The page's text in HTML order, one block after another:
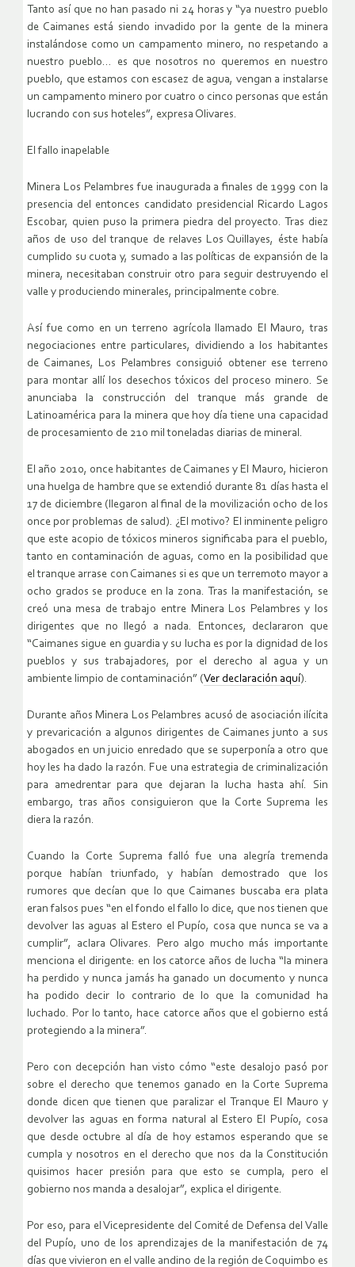
Tanto así que no han pasado ni 24 horas y “ya nuestro pueblo
de Caimanes está siendo invadido por la gente de la minera
instalándose como un campamento minero, no respetando a
nuestro pueblo… es que nosotros no queremos en nuestro
pueblo, que estamos con escasez de agua, vengan a instalarse
un campamento minero por cuatro o cinco personas que están
lucrando con sus hoteles”, expresa Olivares.
El fallo inapelable
Minera Los Pelambres fue inaugurada a finales de 1999 con la
presencia del entonces candidato presidencial Ricardo Lagos
Escobar, quien puso la primera piedra del proyecto. Tras diez
años de uso del tranque de relaves Los Quillayes, éste había
cumplido su cuota y, sumado a las políticas de expansión de la
minera, necesitaban construir otro para seguir destruyendo el
valle y produciendo minerales, principalmente cobre.
Así fue como en un terreno agrícola llamado El Mauro, tras
negociaciones entre particulares, dividiendo a los habitantes
de Caimanes, Los Pelambres consiguió obtener ese terreno
para montar allí los desechos tóxicos del proceso minero. Se
anunciaba la construcción del tranque más grande de
Latinoamérica para la minera que hoy día tiene una capacidad
de procesamiento de 210 mil toneladas diarias de mineral.
El año 2010, once habitantes de Caimanes y El Mauro, hicieron
una huelga de hambre que se extendió durante 81 días hasta el
17 de diciembre (llegaron al final de la movilización ocho de los
once por problemas de salud). ¿El motivo? El inminente peligro
que este acopio de tóxicos mineros significaba para el pueblo,
tanto en contaminación de aguas, como en la posibilidad que
el tranque arrase con Caimanes si es que un terremoto mayor a
ocho grados se produce en la zona. Tras la manifestación, se
creó una mesa de trabajo entre Minera Los Pelambres y los
dirigentes que no llegó a nada. Entonces, declararon que
“Caimanes sigue en guardia y su lucha es por la dignidad de los
pueblos y sus trabajadores, por el derecho al agua y un
ambiente limpio de contaminación” (Ver declaración aquí).
Durante años Minera Los Pelambres acusó de asociación ilícita
y prevaricación a algunos dirigentes de Caimanes junto a sus
abogados en un juicio enredado que se superponía a otro que
hoy les ha dado la razón. Fue una estrategia de criminalización
para amedrentar para que dejaran la lucha hasta ahí. Sin
embargo, tras años consiguieron que la Corte Suprema les
diera la razón.
Cuando la Corte Suprema falló fue una alegría tremenda
porque habían triunfado, y habían demostrado que los
rumores que decían que lo que Caimanes buscaba era plata
eran falsos pues “en el fondo el fallo lo dice, que nos tienen que
devolver las aguas al Estero el Pupío, cosa que nunca se va a
cumplir”, aclara Olivares. Pero algo mucho más importante
menciona el dirigente: en los catorce años de lucha “la minera
ha perdido y nunca jamás ha ganado un documento y nunca
ha podido decir lo contrario de lo que la comunidad ha
luchado. Por lo tanto, hace catorce años que el gobierno está
protegiendo a la minera”.
Pero con decepción han visto cómo “este desalojo pasó por
sobre el derecho que tenemos ganado en la Corte Suprema
donde dicen que tienen que paralizar el Tranque El Mauro y
devolver las aguas en forma natural al Estero El Pupío, cosa
que desde octubre al día de hoy estamos esperando que se
cumpla y nosotros en el derecho que nos da la Constitución
quisimos hacer presión para que esto se cumpla, pero el
gobierno nos manda a desalojar”, explica el dirigente.
Por eso, para el Vicepresidente del Comité de Defensa del Valle
del Pupío, uno de los aprendizajes de la manifestación de 74
días que vivieron en el valle andino de la región de Coquimbo es